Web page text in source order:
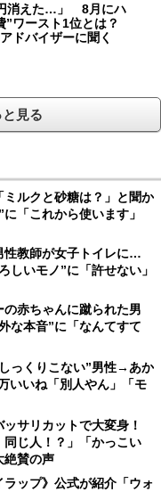
円消えた…」 8月にハ
”ワースト1位とは？
ドバイザーに聞く
見る
ミルクと砂糖は？」と聞か
「これから使います」
性教師が女子トイレに…
しいモノ”に「許せない」
の赤ちゃんに蹴られた男
本音”に「なんてすて
っくりこない”男性→あか
いね「別人やん」「モ
ッサリカットで大変身！
じ人！？」「かっこい
絶賛の声
ップ》公式が紹介「ウォ